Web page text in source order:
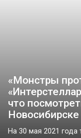
«Монстры
что
Новосибирске
На 30 мая 2021 года